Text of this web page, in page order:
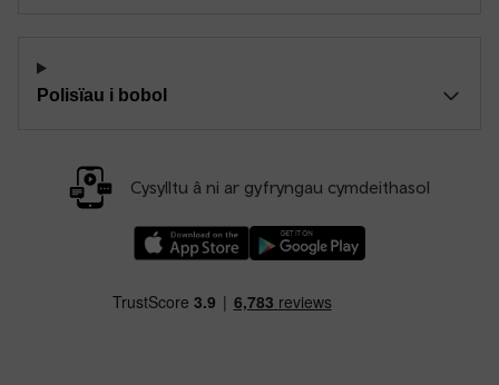
Polisïau i bobol
Cysylltu â ni ar gyfryngau cymdeithasol